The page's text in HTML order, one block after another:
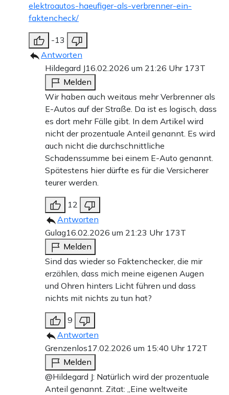
elektroautos-haeufiger-als-verbrenner-ein-
faktencheck/
-13
Antworten
Hildegard J16.02.2026 um 21:26 Uhr 173T
Melden
Wir haben auch weitaus mehr Verbrenner als
E-Autos auf der Straße. Da ist es logisch, dass
es dort mehr Fälle gibt. In dem Artikel wird
nicht der prozentuale Anteil genannt. Es wird
auch nicht die durchschnittliche
Schadenssumme bei einem E-Auto genannt.
Spätestens hier dürfte es für die Versicherer
teurer werden.
12
Antworten
Gulag16.02.2026 um 21:23 Uhr 173T
Melden
Sind das wieder so Faktenchecker, die mir
erzählen, dass mich meine eigenen Augen
und Ohren hinters Licht führen und dass
nichts mit nichts zu tun hat?
9
Antworten
Grenzenlos17.02.2026 um 15:40 Uhr 172T
Melden
@Hildegard J: Natürlich wird der prozentuale
Anteil genannt. Zitat: „Eine weltweite